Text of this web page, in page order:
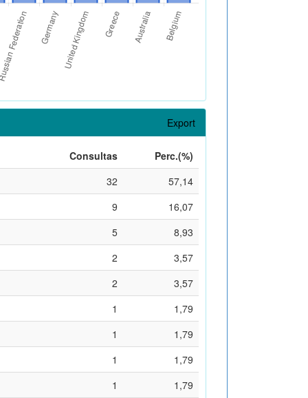
Export
Consultas
Perc.(%)
32
57,14
9
16,07
5
8,93
2
3,57
2
3,57
1
1,79
1
1,79
1
1,79
1
1,79